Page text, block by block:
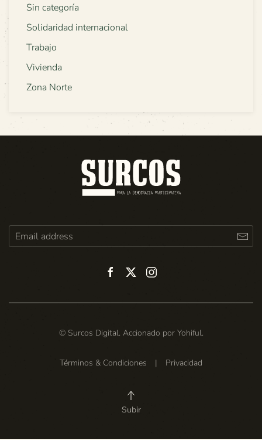
Sin categoría
Solidaridad internacional
Trabajo
Vivienda
Zona Norte
© Surcos Digital. Accionado por Yohiful.
Términos & Condiciones | Privacidad
Subir